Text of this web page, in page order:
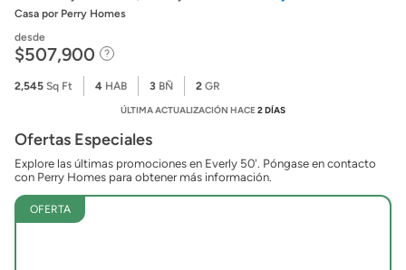
Casa por Perry Homes
desde
$507,900
2,545 Sq Ft 4 HAB 3 BÑ 2 GR
ÚLTIMA ACTUALIZACIÓN HACE2 DÍAS
Ofertas Especiales
Explore las últimas promociones en Everly 50'. Póngase en contacto
con Perry Homes para obtener más información.
OFERTA